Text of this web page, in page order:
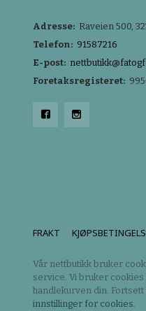
Adresse: Raveien 500,
Telefon: 91587216
E-post:
Foretaksregisteret:
FRAKT
Vår nettbutikk bruker
service. Vi bruker cookies
handlekurven din.
innstillinger for cookies.